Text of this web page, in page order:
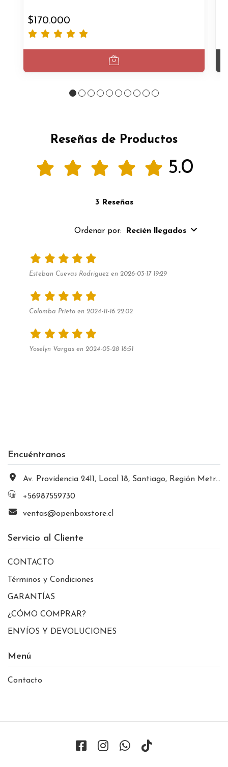
$170.000
Reseñas de Productos
5.0
3 Reseñas
Ordenar por: Recién llegados
Esteban Cuevas Rodriguez en 2026-03-17 19:29
Colomba Prieto en 2024-11-16 22:02
Yoselyn Vargas en 2024-05-28 18:51
Encuéntranos
Av. Providencia 2411, Local 18, Santiago, Región Metropolitana, Chile
+56987559730
ventas@openboxstore.cl
Servicio al Cliente
CONTACTO
Términos y Condiciones
GARANTÍAS
¿CÓMO COMPRAR?
ENVÍOS Y DEVOLUCIONES
Menú
Contacto